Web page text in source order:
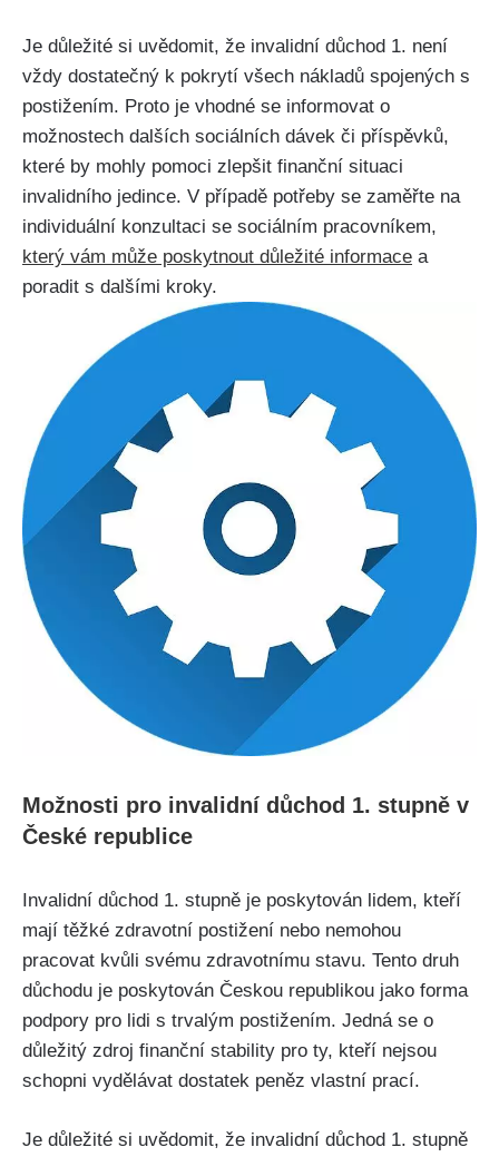
Je důležité si uvědomit, že invalidní důchod 1. není
vždy dostatečný k pokrytí všech nákladů spojených s
postižením. Proto je vhodné se informovat o
možnostech dalších sociálních dávek či příspěvků,
které by mohly pomoci zlepšit finanční situaci
invalidního jedince. V případě potřeby se zaměřte na
individuální konzultaci se sociálním pracovníkem,
který vám může poskytnout důležité informace a
poradit s dalšími kroky.
Možnosti pro invalidní důchod 1. stupně v
České republice
Invalidní důchod 1. stupně je poskytován lidem, kteří
mají těžké zdravotní postižení nebo nemohou
pracovat kvůli svému zdravotnímu stavu. Tento druh
důchodu je poskytován Českou republikou jako forma
podpory pro lidi s trvalým postižením. Jedná se o
důležitý zdroj finanční stability pro ty, kteří nejsou
schopni vydělávat dostatek peněz vlastní prací.
Je důležité si uvědomit, že invalidní důchod 1. stupně